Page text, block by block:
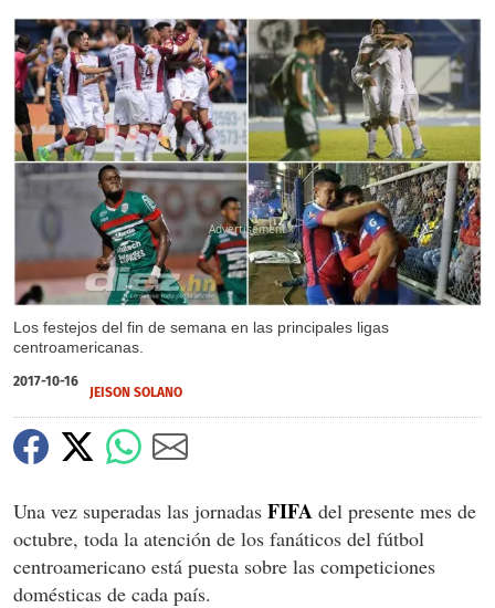
Los festejos del fin de semana en las principales ligas
centroamericanas.
X
2017-10-16
JEISON SOLANO
Una vez superadas las jornadas FIFA del presente mes de
octubre, toda la atención de los fanáticos del fútbol
centroamericano está puesta sobre las competiciones
domésticas de cada país.